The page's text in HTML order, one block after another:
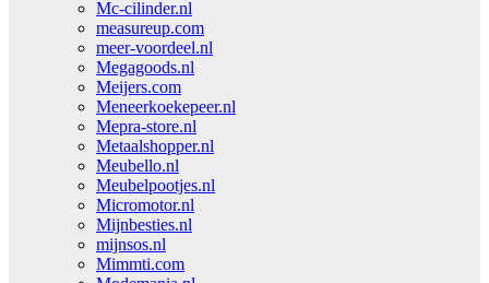
Mc-cilinder.nl
measureup.com
meer-voordeel.nl
Megagoods.nl
Meijers.com
Meneerkoekepeer.nl
Mepra-store.nl
Metaalshopper.nl
Meubello.nl
Meubelpootjes.nl
Micromotor.nl
Mijnbesties.nl
mijnsos.nl
Mimmti.com